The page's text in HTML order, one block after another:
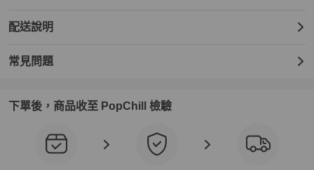
配送說明
常見問題
下單後，商品收至 PopChill 檢驗